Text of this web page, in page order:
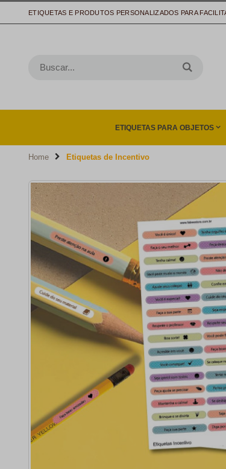
ETIQUETAS E PRODUTOS PERSONALIZADOS PARA
ETIQUETAS PARA OBJETOS
Home Etiquetas de Incentivo